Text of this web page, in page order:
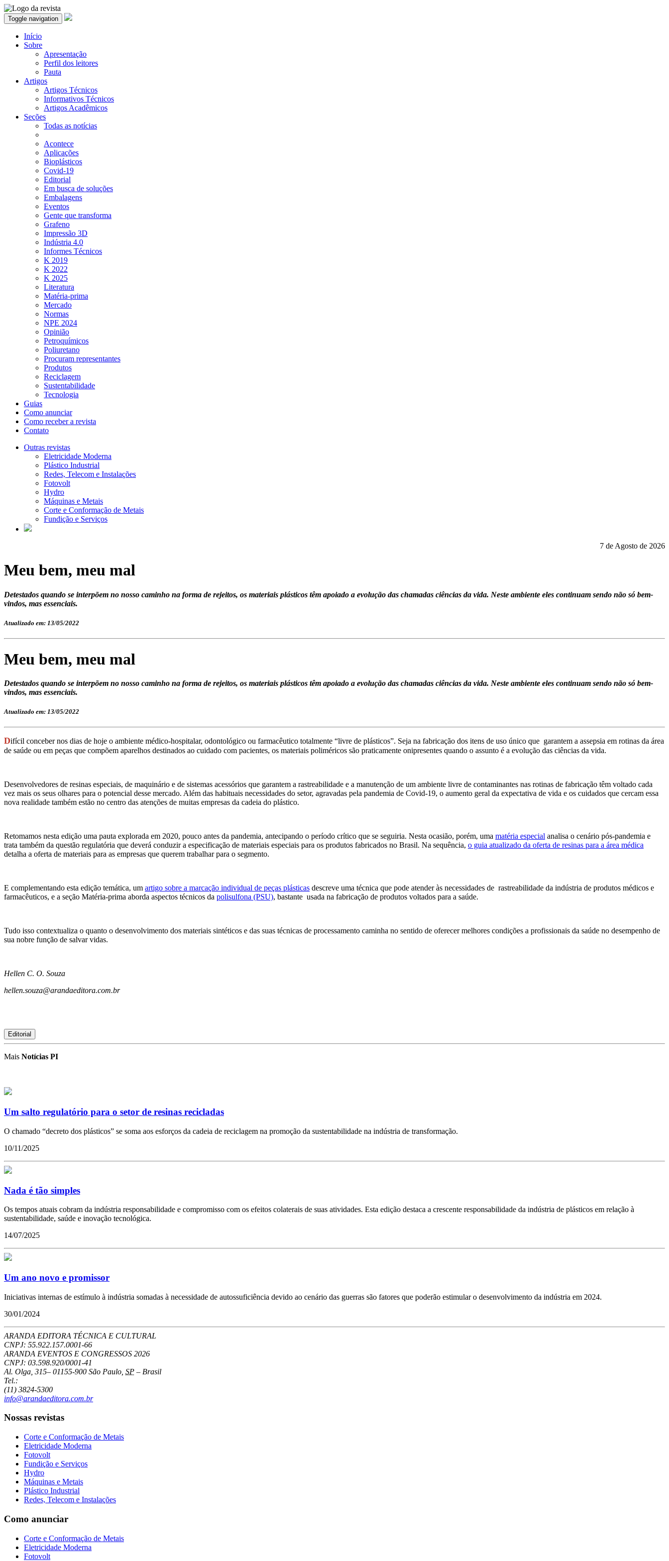
Toggle navigation
Início
Sobre
Apresentação
Perfil dos leitores
Pauta
Artigos
Artigos Técnicos
Informativos Técnicos
Artigos Acadêmicos
Seções
Todas as notícias
Acontece
Aplicações
Bioplásticos
Covid-19
Editorial
Em busca de soluções
Embalagens
Eventos
Gente que transforma
Grafeno
Impressão 3D
Indústria 4.0
Informes Técnicos
K 2019
K 2022
K 2025
Literatura
Matéria-prima
Mercado
Normas
NPE 2024
Opinião
Petroquímicos
Poliuretano
Procuram representantes
Produtos
Reciclagem
Sustentabilidade
Tecnologia
Guias
Como anunciar
Como receber a revista
Contato
Outras revistas
Eletricidade Moderna
Plástico Industrial
Redes, Telecom e Instalações
Fotovolt
Hydro
Máquinas e Metais
Corte e Conformação de Metais
Fundição e Serviços
7 de Agosto de 2026
Meu bem, meu mal
Detestados quando se interpõem no nosso caminho na forma de rejeitos, os materiais plásticos têm apoiado a evolução das chamadas ciências da vida. Neste ambiente eles continuam sendo não só bem-
vindos, mas essenciais.
Atualizado em: 13/05/2022
Meu bem, meu mal
Detestados quando se interpõem no nosso caminho na forma de rejeitos, os materiais plásticos têm apoiado a evolução das chamadas ciências da vida. Neste ambiente eles continuam sendo não só bem-
vindos, mas essenciais.
Atualizado em: 13/05/2022
Difícil conceber nos dias de hoje o ambiente médico-hospitalar, odontológico ou farmacêutico totalmente “livre de plásticos”. Seja na fabricação dos itens de uso único que garantem a assepsia em rotinas da área
de saúde ou em peças que compõem aparelhos destinados ao cuidado com pacientes, os materiais poliméricos são praticamente onipresentes quando o assunto é a evolução das ciências da vida.
Desenvolvedores de resinas especiais, de maquinário e de sistemas acessórios que garantem a rastreabilidade e a manutenção de um ambiente livre de contaminantes nas rotinas de fabricação têm voltado cada
vez mais os seus olhares para o potencial desse mercado. Além das habituais necessidades do setor, agravadas pela pandemia de Covid-19, o aumento geral da expectativa de vida e os cuidados que cercam essa
nova realidade também estão no centro das atenções de muitas empresas da cadeia do plástico.
Retomamos nesta edição uma pauta explorada em 2020, pouco antes da pandemia, antecipando o período crítico que se seguiria. Nesta ocasião, porém, uma matéria especial analisa o cenário pós-pandemia e
trata também da questão regulatória que deverá conduzir a especificação de materiais especiais para os produtos fabricados no Brasil. Na sequência, o guia atualizado da oferta de resinas para a área médica
detalha a oferta de materiais para as empresas que querem trabalhar para o segmento.
E complementando esta edição temática, um artigo sobre a marcação individual de peças plásticas descreve uma técnica que pode atender às necessidades de rastreabilidade da indústria de produtos médicos e
farmacêuticos, e a seção Matéria-prima aborda aspectos técnicos da polisulfona (PSU), bastante usada na fabricação de produtos voltados para a saúde.
Tudo isso contextualiza o quanto o desenvolvimento dos materiais sintéticos e das suas técnicas de processamento caminha no sentido de oferecer melhores condições a profissionais da saúde no desempenho de
sua nobre função de salvar vidas.
Hellen C. O. Souza
hellen.souza@arandaeditora.com.br
Editorial
Mais Notícias PI
Um salto regulatório para o setor de resinas recicladas
O chamado “decreto dos plásticos” se soma aos esforços da cadeia de reciclagem na promoção da sustentabilidade na indústria de transformação.
10/11/2025
Nada é tão simples
Os tempos atuais cobram da indústria responsabilidade e compromisso com os efeitos colaterais de suas atividades. Esta edição destaca a crescente responsabilidade da indústria de plásticos em relação à
sustentabilidade, saúde e inovação tecnológica.
14/07/2025
Um ano novo e promissor
Iniciativas internas de estímulo à indústria somadas à necessidade de autossuficiência devido ao cenário das guerras são fatores que poderão estimular o desenvolvimento da indústria em 2024.
30/01/2024
ARANDA EDITORA TÉCNICA E CULTURAL
CNPJ: 55.922.157.0001-66
ARANDA EVENTOS E CONGRESSOS 2026
CNPJ: 03.598.920/0001-41
Al. Olga, 315– 01155-900 São Paulo SP – Brasil
Tel.:
(11) 3824-5300
info@arandaeditora.com.br
Nossas revistas
Corte e Conformação de Metais
Eletricidade Moderna
Fotovolt
Fundição e Serviços
Hydro
Máquinas e Metais
Plástico Industrial
Redes, Telecom e Instalações
Como anunciar
Corte e Conformação de Metais
Eletricidade Moderna
Fotovolt